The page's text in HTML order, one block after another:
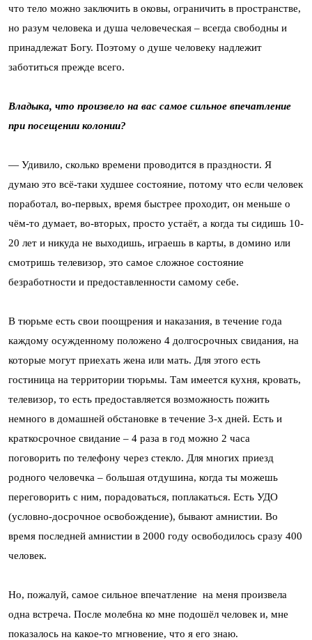
что тело можно заключить в оковы, ограничить в пространстве,
но разум человека и душа человеческая – всегда свободны и
принадлежат Богу. Поэтому о душе человеку надлежит
заботиться прежде всего.
Владыка, что произвело на вас самое сильное впечатление
при посещении колонии?
— Удивило, сколько времени проводится в праздности. Я
думаю это всё-таки худшее состояние, потому что если человек
поработал, во-первых, время быстрее проходит, он меньше о
чём-то думает, во-вторых, просто устаёт, а когда ты сидишь 10-
20 лет и никуда не выходишь, играешь в карты, в домино или
смотришь телевизор, это самое сложное состояние
безработности и предоставленности самому себе.
В тюрьме есть свои поощрения и наказания, в течение года
каждому осужденному положено 4 долгосрочных свидания, на
которые могут приехать жена или мать. Для этого есть
гостиница на территории тюрьмы. Там имеется кухня, кровать,
телевизор, то есть предоставляется возможность пожить
немного в домашней обстановке в течение 3-х дней. Есть и
краткосрочное свидание – 4 раза в год можно 2 часа
поговорить по телефону через стекло. Для многих приезд
родного человечка – большая отдушина, когда ты можешь
переговорить с ним, порадоваться, поплакаться. Есть УДО
(условно-досрочное освобождение), бывают амнистии. Во
время последней амнистии в 2000 году освободилось сразу 400
человек.
Но, пожалуй, самое сильное впечатление на меня произвела
одна встреча. После молебна ко мне подошёл человек и, мне
показалось на какое-то мгновение, что я его знаю.